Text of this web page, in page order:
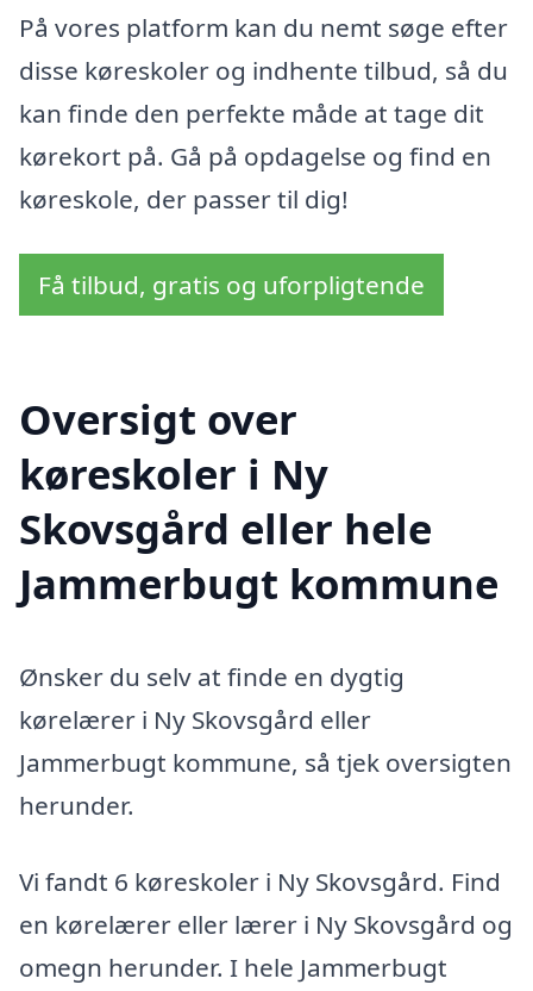
På vores platform kan du nemt søge efter
disse køreskoler og indhente tilbud, så du
kan finde den perfekte måde at tage dit
kørekort på. Gå på opdagelse og find en
køreskole, der passer til dig!
Få tilbud, gratis og uforpligtende
Oversigt over
køreskoler i Ny
Skovsgård eller hele
Jammerbugt kommune
Ønsker du selv at finde en dygtig
kørelærer i Ny Skovsgård eller
Jammerbugt kommune, så tjek oversigten
herunder.
Vi fandt 6 køreskoler i Ny Skovsgård. Find
en kørelærer eller lærer i Ny Skovsgård og
omegn herunder. I hele Jammerbugt